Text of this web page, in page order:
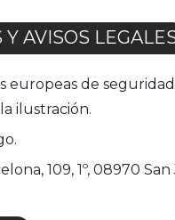
AVISOS
europeas de
ilustración.
109, 1º, 08970